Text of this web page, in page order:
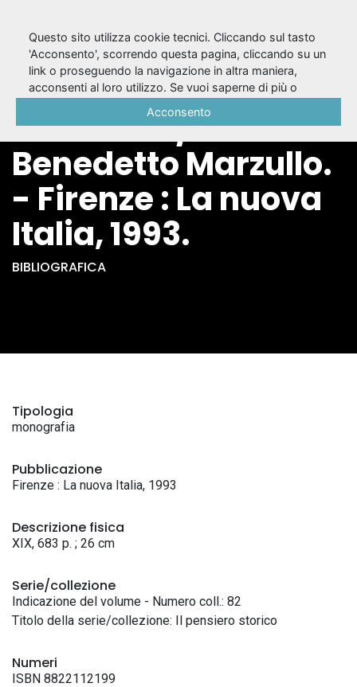
I sofismi di
Prometeo /
Benedetto Marzullo.
- Firenze : La nuova
Italia, 1993.
BIBLIOGRAFICA
Tipologia
monografia
Pubblicazione
Firenze : La nuova Italia, 1993
Descrizione fisica
XIX, 683 p. ; 26 cm
Serie/collezione
Indicazione del volume - Numero coll.: 82
Titolo della serie/collezione: Il pensiero storico
Numeri
ISBN 8822112199
Questo sito utilizza cookie tecnici. Cliccando sul tasto
'Acconsento', scorrendo questa pagina, cliccando su un
link o proseguendo la navigazione in altra maniera,
acconsenti al loro utilizzo. Se vuoi saperne di più o
Acconsento